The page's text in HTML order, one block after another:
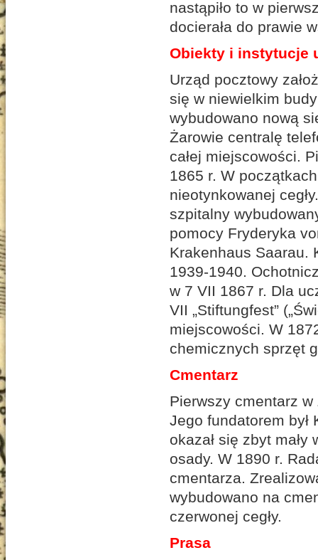
nastąpiło to w
docierała do prawie
Obiekty i instytucje
Urząd pocztowy
się w niewielkim
wybudowano nową
Żarowie centralę
całej miejscowości.
1865 r. W
nieotynkowanej
szpitalny
pomocy Fryderyka
Krakenhaus Saarau.
1939-1940.
w 7 VII 1867 r. Dla
VII „Stiftungfest”
miejscowości. W
chemicznych sprzęt
Cmentarz
Pierwszy cmentarz
Jego fundatorem
okazał się zbyt
osady. W 1890 r.
cmentarza.
wybudowano na
czerwonej cegły.
Prasa